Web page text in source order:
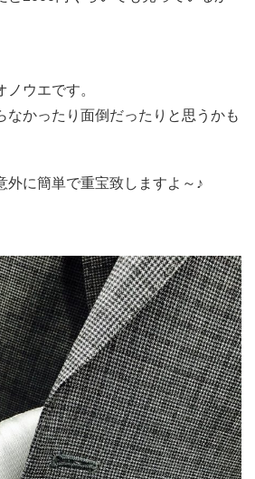
ウエです。
なかったり面倒だったりと思うかも
外に簡単で重宝致しますよ～♪